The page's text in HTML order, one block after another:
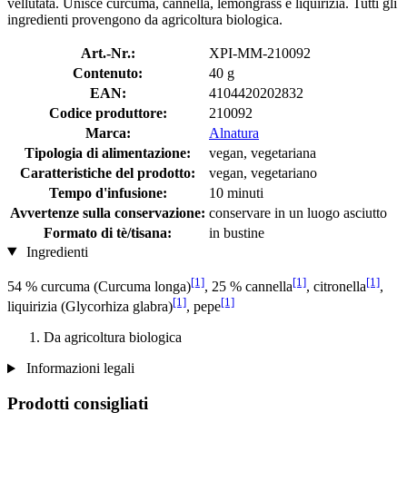
ingredienti provengono da agricoltura biologica.
Art.-Nr.:
XPI-MM-210092
Contenuto:
40 g
EAN:
4104420202832
Codice produttore:
210092
Marca:
Alnatura
Tipologia di alimentazione:
vegan, vegetariana
Caratteristiche del prodotto:
vegan, vegetariano
Tempo d'infusione:
10 minuti
Avvertenze sulla conservazione: conservare in un luogo asciutto
Formato di tè/tisana:
in bustine
Ingredienti
54 % curcuma (Curcuma longa)[1], 25 % cannella[1], citronella[1],
liquirizia (Glycorhiza glabra)[1], pepe[1]
Da agricoltura biologica
Informazioni legali
Prodotti consigliati